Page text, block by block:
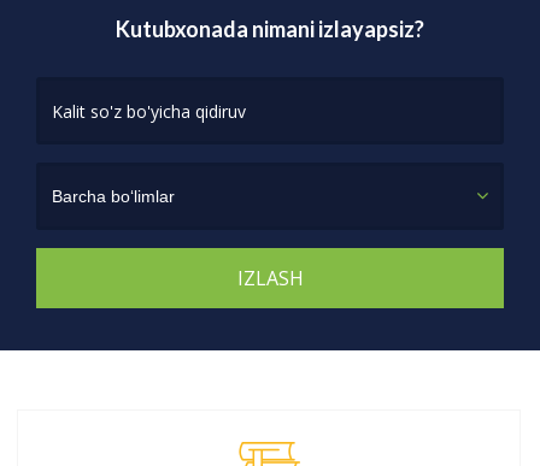
Kutubxonada nimani izlayapsiz?
Barcha bo‘limlar